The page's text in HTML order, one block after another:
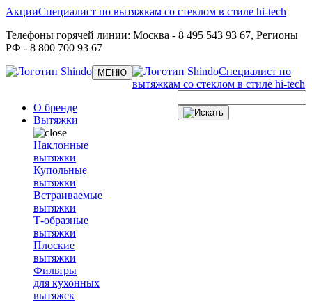
Акции
Телефоны горячей линии: Москва - 8 495 543 93 67, Регионы
РФ - 8 800 700 93 67
Специалист по вытяжкам со стеклом в стиле hi-tech
Toggle
navigation
МЕНЮ
Специалист по
вытяжкам со стеклом в стиле hi-tech
О бренде
Вытяжки
Наклонные
вытяжки
Купольные
вытяжки
Встраиваемые
вытяжки
Т-образные
вытяжки
Плоские
вытяжки
Фильтры
для кухонных
вытяжек